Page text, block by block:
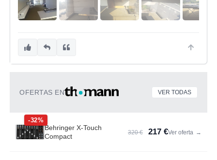
OFERTAS EN VER TODAS
-32%
Behringer X-Touch
Compact
320 € 217 €Ver oferta →